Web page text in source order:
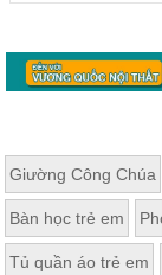
Giường Công Chúa
Bàn học trẻ em
Tủ quần áo trẻ em